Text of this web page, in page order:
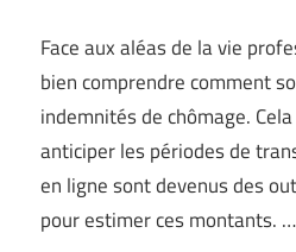
Face aux aléas de la vie
bien comprendre comment
indemnités de chômage.
anticiper les périodes de
en ligne sont devenus des
pour estimer ces montants. …